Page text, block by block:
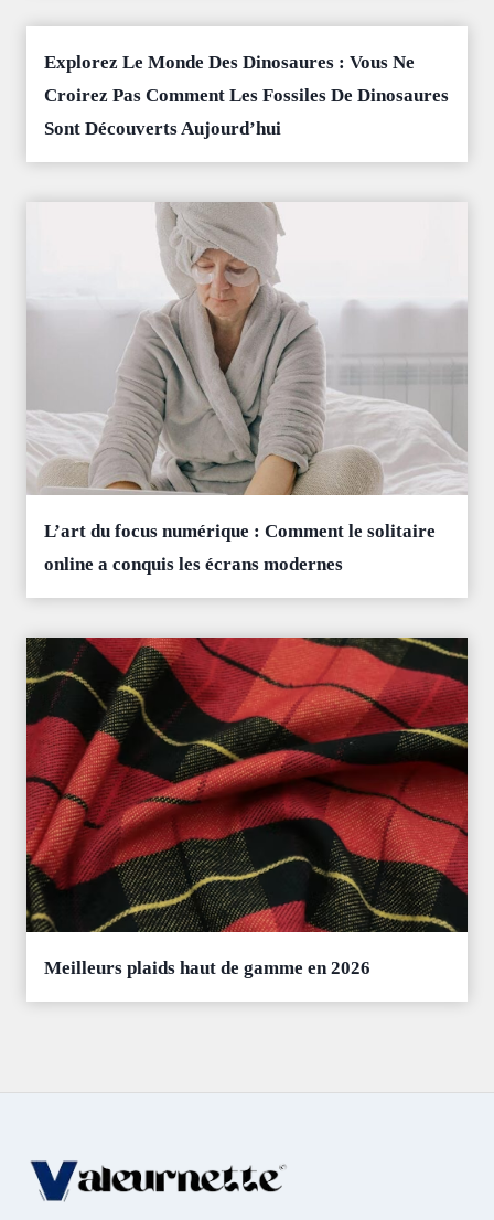
Explorez Le Monde Des Dinosaures : Vous Ne
Croirez Pas Comment Les Fossiles De Dinosaures
Sont Découverts Aujourd’hui
L’art du focus numérique : Comment le solitaire
online a conquis les écrans modernes
Meilleurs plaids haut de gamme en 2026